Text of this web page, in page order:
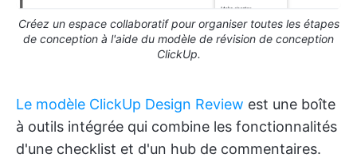
Créez un espace collaboratif pour organiser toutes les étapes
de conception à l'aide du modèle de révision de conception
ClickUp.
Le modèle ClickUp Design Review est une boîte
à outils intégrée qui combine les fonctionnalités
d'une checklist et d'un hub de commentaires.